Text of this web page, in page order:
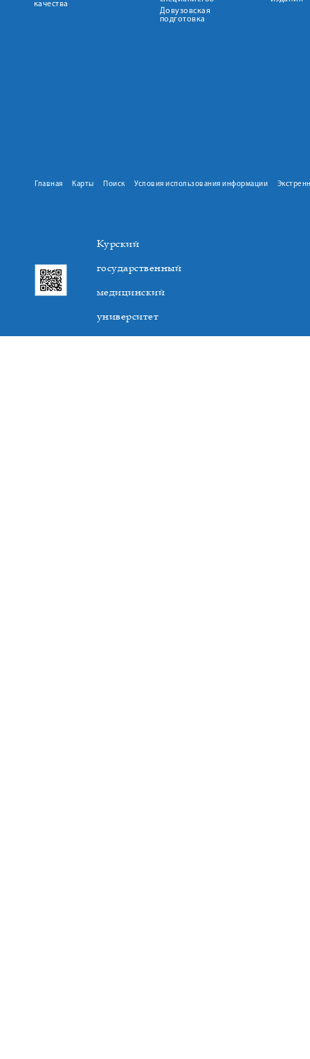
качества
Довузовская
подготовка
Главная Карты Поиск Условия использования информации
Курский
государственный
медицинский
университет